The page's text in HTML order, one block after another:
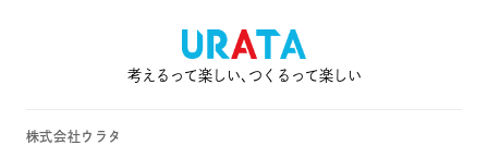
考えるって楽しい､つくるって楽しい
株式会社ウラタ